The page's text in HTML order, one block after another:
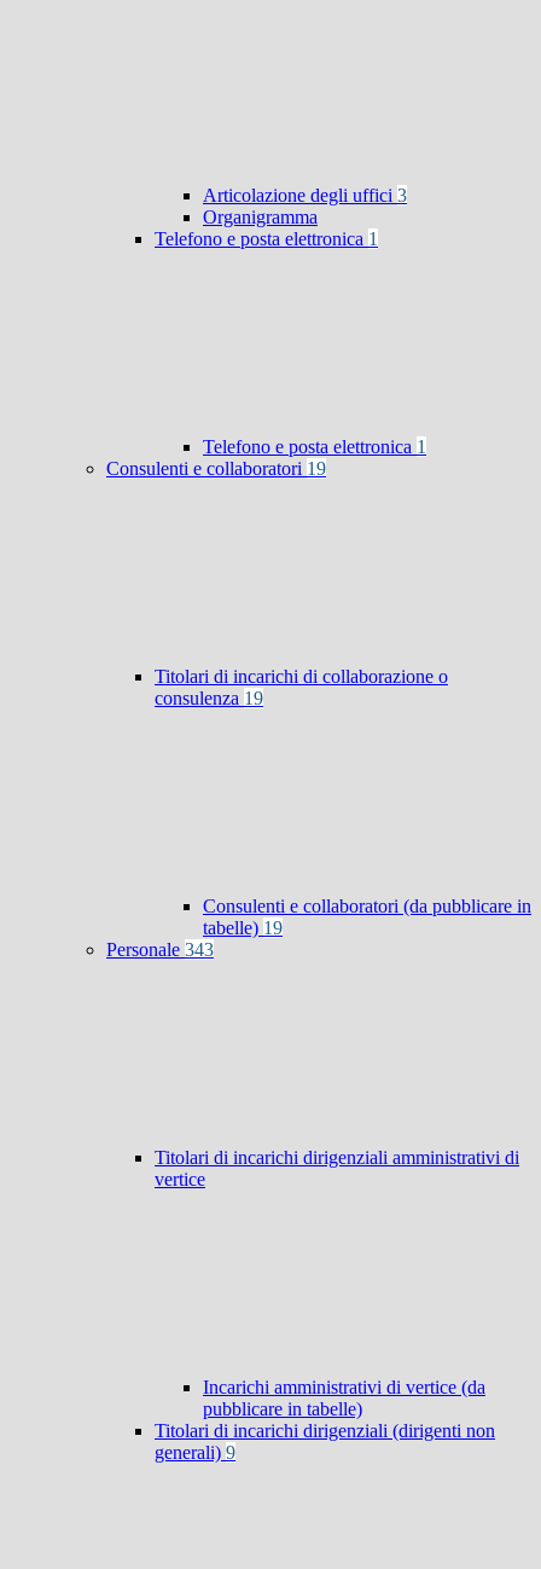
Articolazione degli uffici 3
Organigramma
Telefono e posta elettronica 1
Telefono e posta elettronica 1
Consulenti e collaboratori 19
Titolari di incarichi di collaborazione o
consulenza 19
Consulenti e collaboratori (da pubblicare in
tabelle) 19
Personale 343
Titolari di incarichi dirigenziali amministrativi di
vertice
Incarichi amministrativi di vertice (da
pubblicare in tabelle)
Titolari di incarichi dirigenziali (dirigenti non
generali) 9